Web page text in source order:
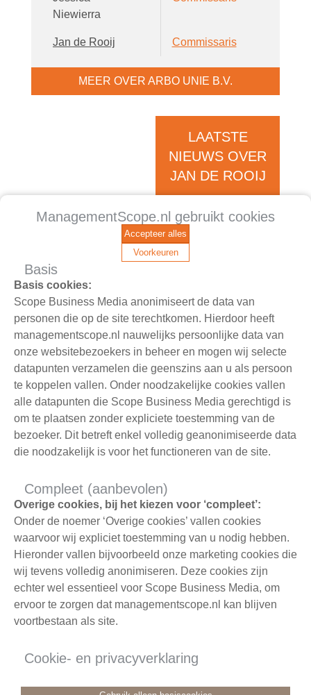
Niewierra
Jan de Rooij Commissaris
MEER OVER ARBO UNIE B.V.
LAATSTE
NIEUWS OVER
JAN DE ROOIJ
ARBO UNIE BENOEMT JAN DE
ROOIJ TOT NIEUW LID VAN DE
RAAD VAN COMMISSARISSEN
2-8-2021
Op 2 augustus 2021 heeft Arbo Unie BV
bekendgemaakt Jan de Rooij te hebben
benoemd tot nieuw lid van de raad van
commissarissen voor een periode van vier
jaar. De algemene vergadering van
aandeelhouders heeft ingestemd met De
Rooij zijn voordracht op 10 juni 2021.
LEES ARTIKEL
ManagementScope.nl gebruikt cookies
Accepteer alles
Voorkeuren
Basis
Basis cookies:
Scope Business Media anonimiseert de data van
personen die op de site terechtkomen. Hierdoor heeft
managementscope.nl nauwelijks persoonlijke data van
onze websitebezoekers in beheer en mogen wij selecte
datapunten verzamelen die geenszins aan u als persoon
te koppelen vallen. Onder noodzakelijke cookies vallen
alle datapunten die Scope Business Media gerechtigd is
om te plaatsen zonder expliciete toestemming van de
bezoeker. Dit betreft enkel volledig geanonimiseerde data
die noodzakelijk is voor het functioneren van de site.
Compleet (aanbevolen)
Overige cookies, bij het kiezen voor ‘compleet’:
Onder de noemer ‘Overige cookies’ vallen cookies
waarvoor wij expliciet toestemming van u nodig hebben.
Hieronder vallen bijvoorbeeld onze marketing cookies die
wij tevens volledig anonimiseren. Deze cookies zijn
echter wel essentieel voor Scope Business Media, om
ervoor te zorgen dat managementscope.nl kan blijven
voortbestaan als site.
Cookie- en privacyverklaring